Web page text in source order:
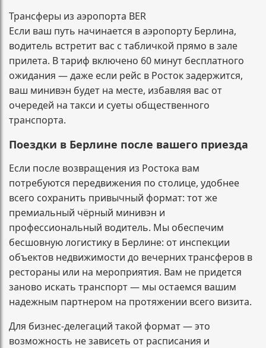
Трансферы из аэропорта BER
Если ваш путь начинается в аэропорту Берлина,
водитель встретит вас с табличкой прямо в зале
прилета. В тариф включено 60 минут бесплатного
ожидания — даже если рейс в Росток задержится,
ваш минивэн будет на месте, избавляя вас от
очередей на такси и суеты общественного
транспорта.
Поездки в Берлине после вашего приезда
Если после возвращения из Ростока вам
потребуются передвижения по столице, удобнее
всего сохранить привычный формат: тот же
премиальный чёрный минивэн и
профессиональный водитель. Мы обеспечим
бесшовную логистику в Берлине: от инспекции
объектов недвижимости до вечерних трансферов в
рестораны или на мероприятия. Вам не придется
заново искать транспорт — мы остаемся вашим
надежным партнером на протяжении всего визита.
Для бизнес-делегаций такой формат — это
возможность не зависеть от расписания и